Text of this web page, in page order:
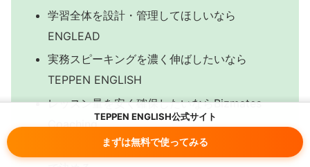
TEPPEN ENGLISH公式サイト
まずは無料で使ってみる
学習全体を設計・管理してほしいなら
ENGLEAD
実務スピーキングを濃く伸ばしたいなら
TEPPEN ENGLISH
レッスン量を安く確保したいならBizmates
Coaching
料金ではなく、必要な伴走量と提案の具体性